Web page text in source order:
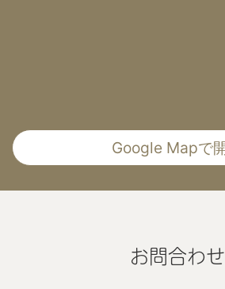
Google Mapで
お問合わせ